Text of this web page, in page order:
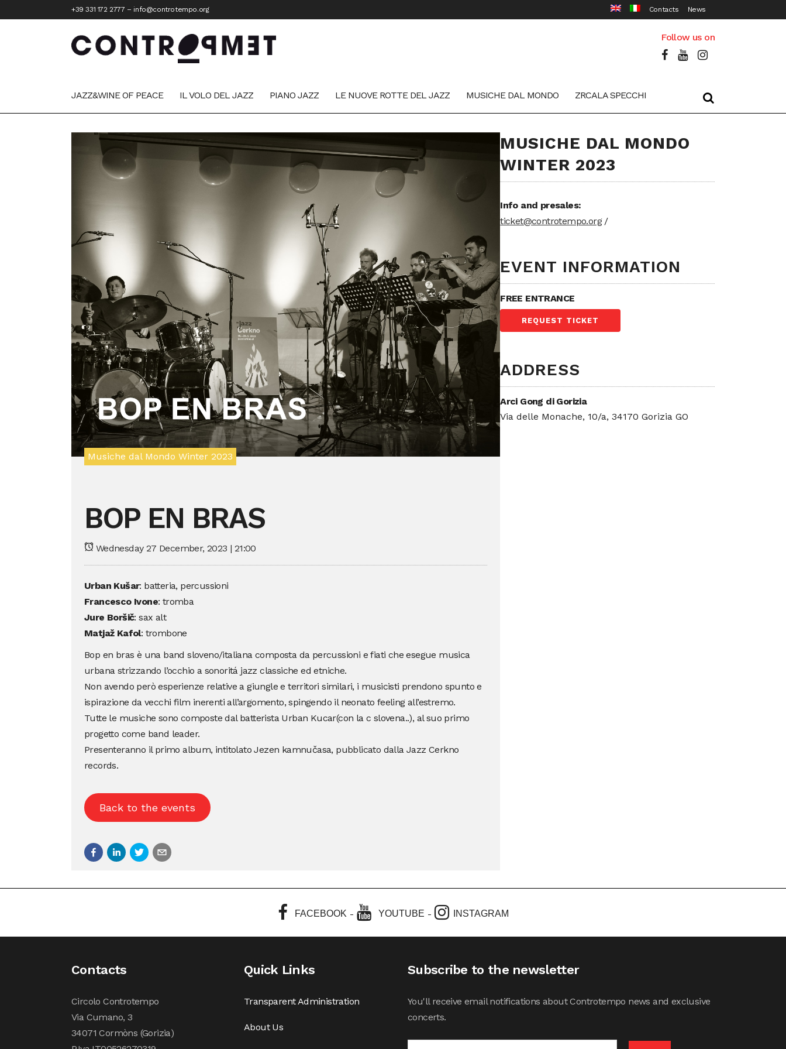
+39 331 172 2777 – info@controtempo.org Contacts News
Follow us on
JAZZ&WINE OF PEACE IL VOLO DEL JAZZ PIANO JAZZ LE NUOVE ROTTE DEL JAZZ MUSICHE DAL MONDO ZRCALA SPECCHI
Musiche dal Mondo Winter 2023
BOP EN BRAS
Wednesday 27 December, 2023 | 21:00
Urban Kušar: batteria, percussioni
Francesco Ivone: tromba
Jure Boršič: sax alt
Matjaž Kafol: trombone
Bop en bras è una band sloveno/italiana composta da percussioni e fiati che esegue musica
urbana strizzando l’occhio a sonoritá jazz classiche ed etniche.
Non avendo però esperienze relative a giungle e territori similari, i musicisti prendono spunto e
ispirazione da vecchi film inerenti all’argomento, spingendo il neonato feeling all’estremo.
Tutte le musiche sono composte dal batterista Urban Kucar(con la c slovena..), al suo primo
progetto come band leader.
Presenteranno il primo album, intitolato Jezen kamnučasa, pubblicato dalla Jazz Cerkno
records.
Back to the events
MUSICHE DAL MONDO
WINTER 2023
Info and presales:
ticket@controtempo.org/
EVENT INFORMATION
FREE ENTRANCE
REQUEST TICKET
ADDRESS
Arci Gong di Gorizia
Via delle Monache, 10/a, 34170 Gorizia GO
FACEBOOK- YOUTUBE - INSTAGRAM
Contacts
Circolo Controtempo
Via Cumano, 3
34071 Cormòns (Gorizia)
Quick Links
Transparent Administration
About Us
Subscribe to the newsletter
You'll receive email notifications about Controtempo news and exclusive
concerts.